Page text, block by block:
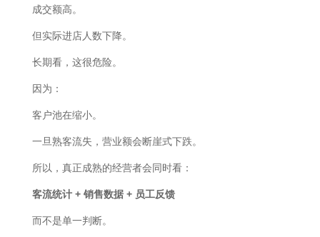
成交额高。
但实际进店人数下降。
长期看，这很危险。
因为：
客户池在缩小。
一旦熟客流失，营业额会断崖式下跌。
所以，真正成熟的经营者会同时看：
客流统计 + 销售数据 + 员工反馈
而不是单一判断。